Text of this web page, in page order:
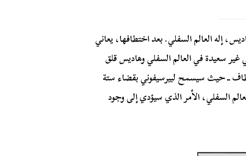
إله العالم السفلي. بعد اختطافها، يعاني
سعيدة في العالم السفلي وهاديس قلق
ــ حيث سيسمح لبيرسيفوني بقضاء ستة
السفلي، الأمر الذي سيؤدي إلى وجود